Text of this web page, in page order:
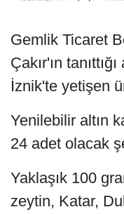
Gemlik Ticaret
Çakır'ın
İznik'te yetişen
Yenilebilir altın
24 adet olacak
Yaklaşık 100
zeytin, Katar,